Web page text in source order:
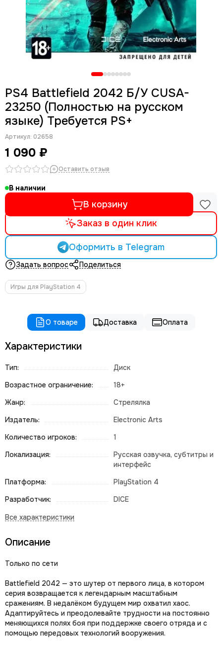
PS4 Battlefield 2042 Б/У CUSA-
23250 (Полностью на русском
языке) Требуется PS+
Артикул: 02658
1 090 ₽
Оставить отзыв
В наличии
В корзину
Заказ в один клик
Оформить в Telegram
Задать вопрос Поделиться
Игры для PlayStation 4
О товаре Доставка Оплата
Характеристики
Тип:
Диск
Возрастное ограничение:
18+
Жанр:
Стрелялка
Издатель:
Electronic Arts
Количество игроков:
1
Локализация:
Русская озвучка, субтитры и
интерфейс
Платформа:
PlayStation 4
Разработчик:
DICE
Описание
Только по сети
Battlefield 2042 — это шутер от первого лица, в котором
серия возвращается к легендарным масштабным
сражениям. В недалёком будущем мир охватил хаос.
Адаптируйтесь и преодолевайте трудности на постоянно
меняющихся полях боя при поддержке своего отряда и с
помощью передовых технологий вооружения.